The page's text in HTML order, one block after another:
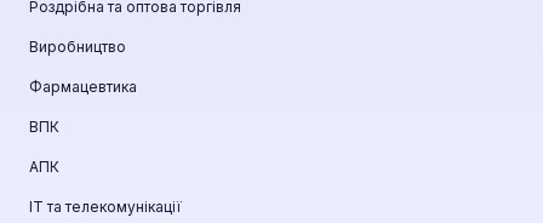
Роздрібна та оптова торгівля
Виробництво
Фармацевтика
ВПК
АПК
ІТ та телекомунікації